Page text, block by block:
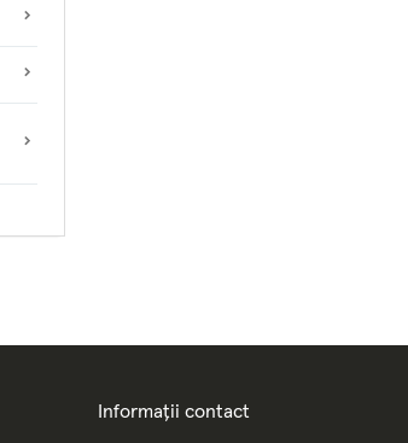
Informații contact